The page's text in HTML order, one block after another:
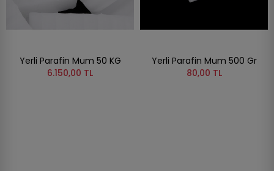
Yerli Parafin Mum 50 KG
6.150,00 TL
Yerli Parafin Mum 500 Gr
80,00 TL